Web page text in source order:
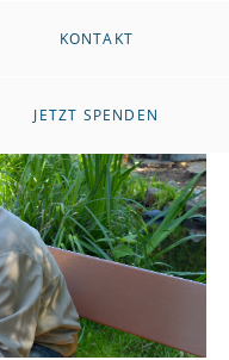
KONTAKT
JETZT SPENDEN